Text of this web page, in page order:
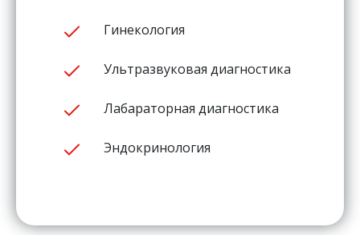
Гинекология
Ультразвуковая диагностика
Лабараторная диагностика
Эндокринология